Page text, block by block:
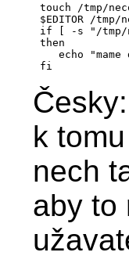
touch /tmp/
$EDITOR /tmp/
if [ -s "/tmp/
then
echo "mame
fi
k
nech
aby to